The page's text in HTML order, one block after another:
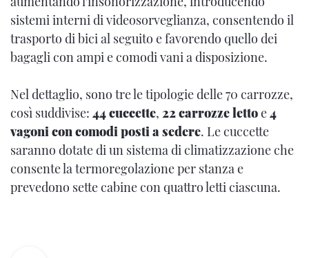
sistemi interni di videosorveglianza, consentendo il
trasporto di bici al seguito e favorendo quello dei
bagagli con ampi e comodi vani a disposizione.
Nel dettaglio, sono tre le tipologie delle 70 carrozze,
così suddivise: 44 cuccette, 22 carrozze lettoe4
vagonicon comodi posti a sedere. Le cuccette
saranno dotate di un sistema di climatizzazione che
consente la termoregolazione per stanza e
prevedono sette cabine con quattro letti ciascuna.